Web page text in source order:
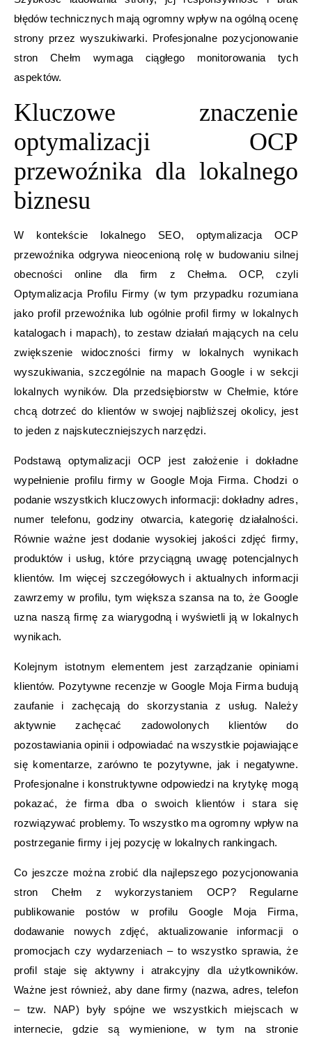
błędów technicznych mają ogromny wpływ na ogólną ocenę
strony przez wyszukiwarki. Profesjonalne pozycjonowanie
stron Chełm wymaga ciągłego monitorowania tych
aspektów.
Kluczowe znaczenie
optymalizacji OCP
przewoźnika dla lokalnego
biznesu
W kontekście lokalnego SEO, optymalizacja OCP
przewoźnika odgrywa nieocenioną rolę w budowaniu silnej
obecności online dla firm z Chełma. OCP, czyli
Optymalizacja Profilu Firmy (w tym przypadku rozumiana
jako profil przewoźnika lub ogólnie profil firmy w lokalnych
katalogach i mapach), to zestaw działań mających na celu
zwiększenie widoczności firmy w lokalnych wynikach
wyszukiwania, szczególnie na mapach Google i w sekcji
lokalnych wyników. Dla przedsiębiorstw w Chełmie, które
chcą dotrzeć do klientów w swojej najbliższej okolicy, jest
to jeden z najskuteczniejszych narzędzi.
Podstawą optymalizacji OCP jest założenie i dokładne
wypełnienie profilu firmy w Google Moja Firma. Chodzi o
podanie wszystkich kluczowych informacji: dokładny adres,
numer telefonu, godziny otwarcia, kategorię działalności.
Równie ważne jest dodanie wysokiej jakości zdjęć firmy,
produktów i usług, które przyciągną uwagę potencjalnych
klientów. Im więcej szczegółowych i aktualnych informacji
zawrzemy w profilu, tym większa szansa na to, że Google
uzna naszą firmę za wiarygodną i wyświetli ją w lokalnych
wynikach.
Kolejnym istotnym elementem jest zarządzanie opiniami
klientów. Pozytywne recenzje w Google Moja Firma budują
zaufanie i zachęcają do skorzystania z usług. Należy
aktywnie zachęcać zadowolonych klientów do
pozostawiania opinii i odpowiadać na wszystkie pojawiające
się komentarze, zarówno te pozytywne, jak i negatywne.
Profesjonalne i konstruktywne odpowiedzi na krytykę mogą
pokazać, że firma dba o swoich klientów i stara się
rozwiązywać problemy. To wszystko ma ogromny wpływ na
postrzeganie firmy i jej pozycję w lokalnych rankingach.
Co jeszcze można zrobić dla najlepszego pozycjonowania
stron Chełm z wykorzystaniem OCP? Regularne
publikowanie postów w profilu Google Moja Firma,
dodawanie nowych zdjęć, aktualizowanie informacji o
promocjach czy wydarzeniach – to wszystko sprawia, że
profil staje się aktywny i atrakcyjny dla użytkowników.
Ważne jest również, aby dane firmy (nazwa, adres, telefon
– tzw. NAP) były spójne we wszystkich miejscach w
internecie, gdzie są wymienione, w tym na stronie